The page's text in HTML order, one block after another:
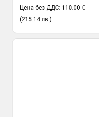
Цена без ДДС: 110.00 €
(215.14 лв.)